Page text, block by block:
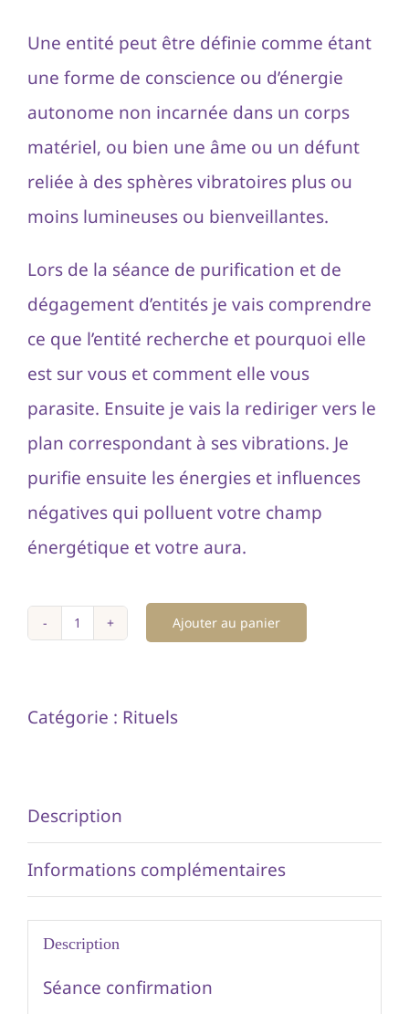
Une entité peut être définie comme étant
une forme de conscience ou d’énergie
autonome non incarnée dans un corps
matériel, ou bien une âme ou un défunt
reliée à des sphères vibratoires plus ou
moins lumineuses ou bienveillantes.
Lors de la séance de purification et de
dégagement d’entités je vais comprendre
ce que l’entité recherche et pourquoi elle
est sur vous et comment elle vous
parasite. Ensuite je vais la rediriger vers le
plan correspondant à ses vibrations. Je
purifie ensuite les énergies et influences
négatives qui polluent votre champ
énergétique et votre aura.
quantité
Dégagement
une
personne
Ajouter au panier
Catégorie : Rituels
Description
Informations complémentaires
Description
Séance confirmation